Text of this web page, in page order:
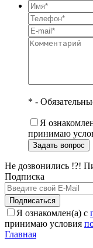
* -
Я
принимаю
Задать вопрос
Не дозвонились !?!
Подписка
Подписаться
Я ознакомлен(а) с
принимаю условия
Главная